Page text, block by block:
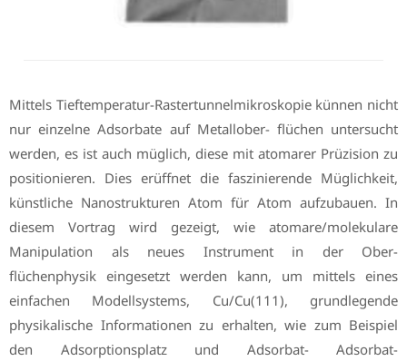
Mittels Tieftemperatur-Rastertunnelmikroskopie künnen nicht
nur einzelne Adsorbate auf Metallober- flüchen untersucht
werden, es ist auch müglich, diese mit atomarer Prüzision zu
positionieren. Dies erüffnet die faszinierende Müglichkeit,
künstliche Nanostrukturen Atom für Atom aufzubauen. In
diesem Vortrag wird gezeigt, wie atomare/molekulare
Manipulation als neues Instrument in der Ober-
flüchenphysik eingesetzt werden kann, um mittels eines
einfachen Modellsystems, Cu/Cu(111), grundlegende
physikalische Informationen zu erhalten, wie zum Beispiel
den Adsorptionsplatz und Adsorbat- Adsorbat-